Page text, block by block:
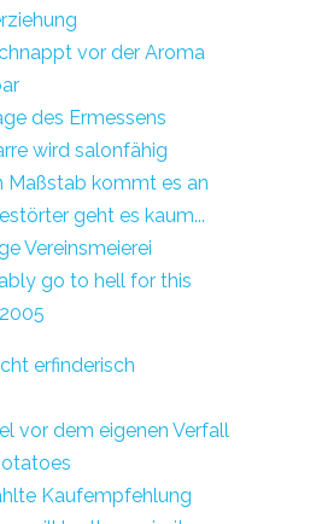
vor der Aroma
des Ermessens
wird salonfähig
Maßstab kommt es an
geht es kaum...
Vereinsmeierei
go to hell for this
erfinderisch
vor dem eigenen Verfall
Kaufempfehlung